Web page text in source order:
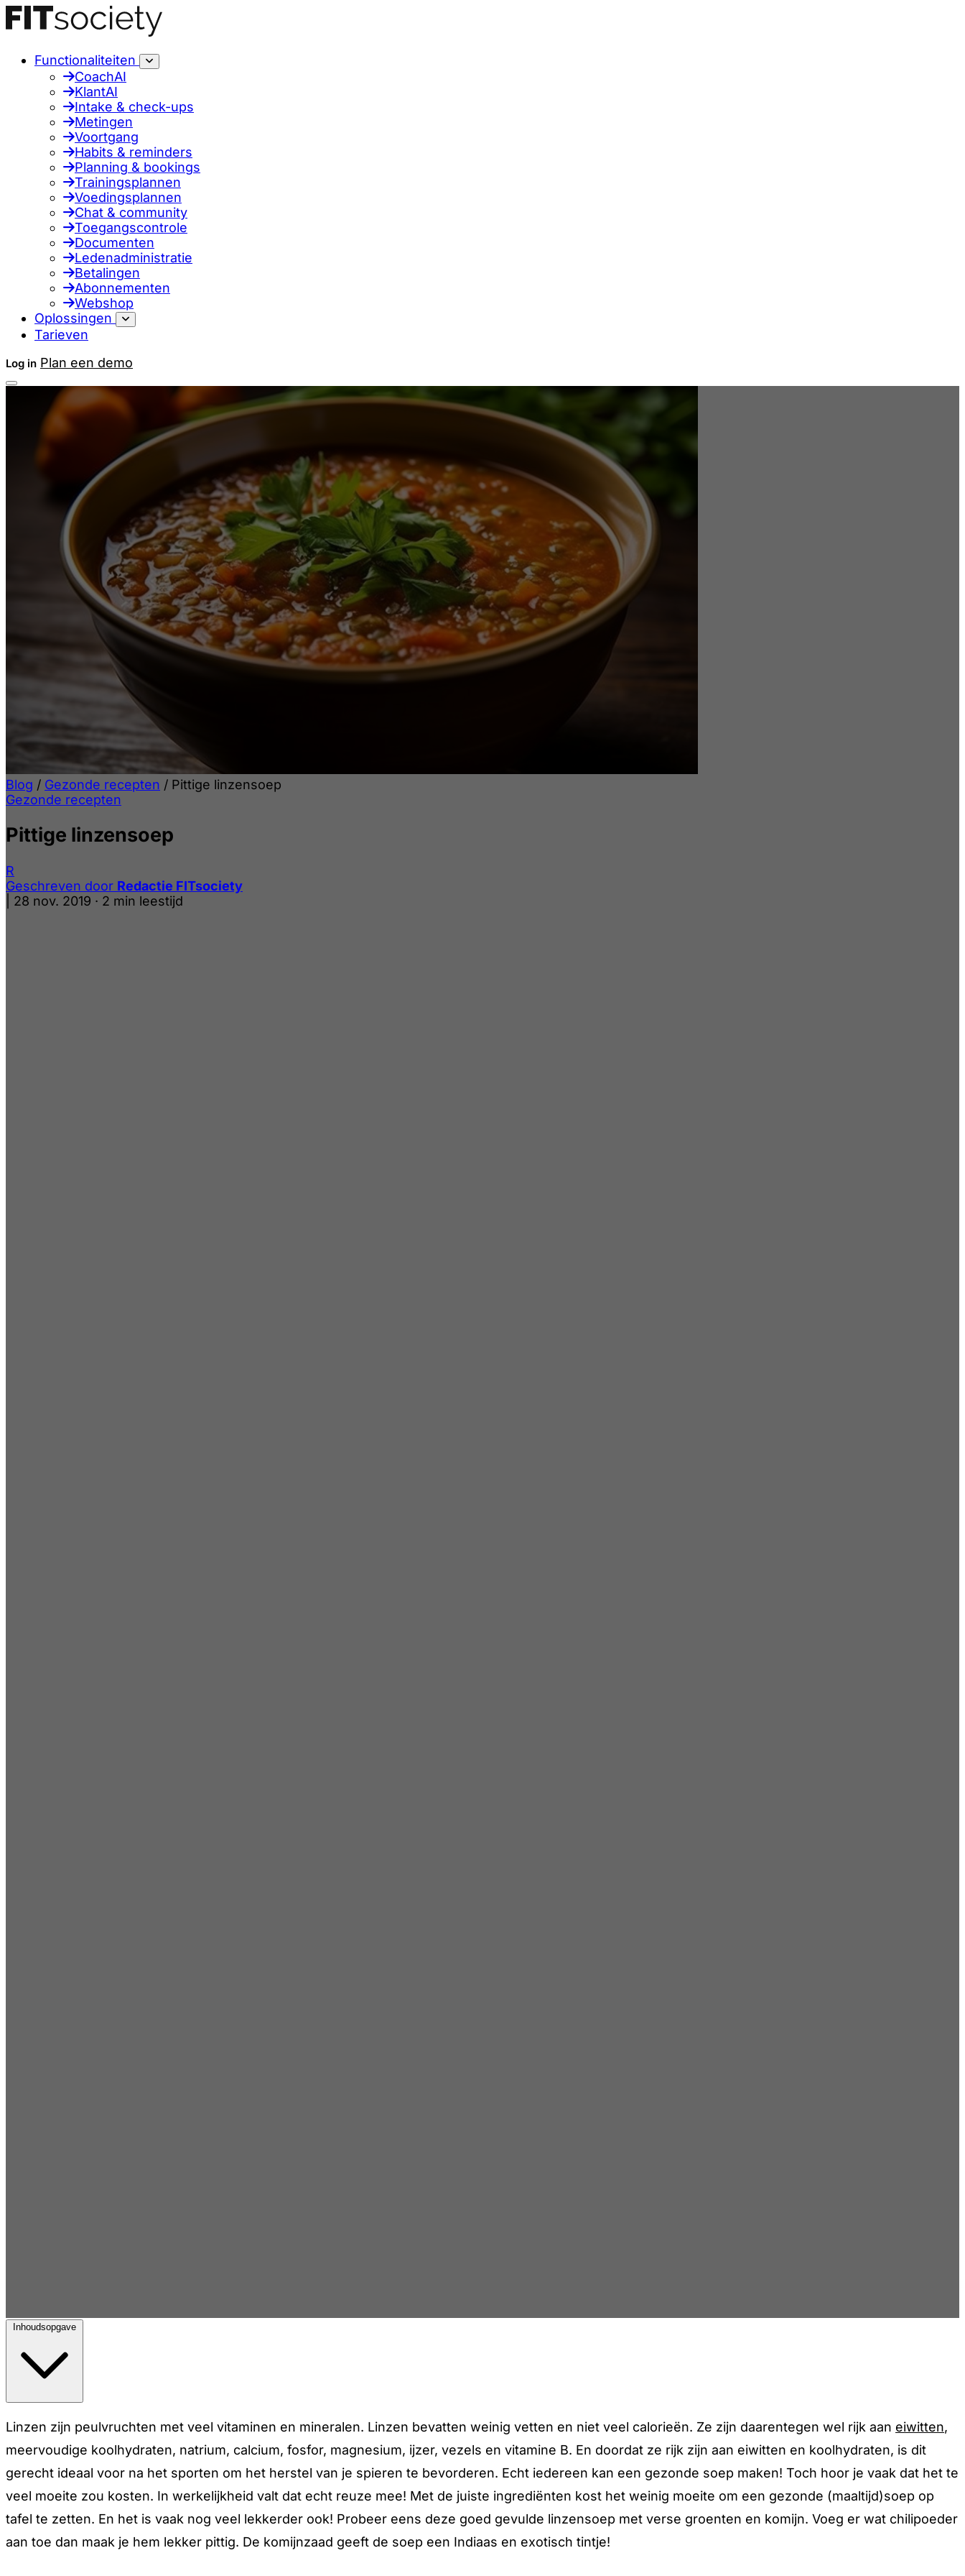
Functionaliteiten
CoachAI
KlantAI
Intake & check-ups
Metingen
Voortgang
Habits & reminders
Planning & bookings
Trainingsplannen
Voedingsplannen
Chat & community
Toegangscontrole
Documenten
Ledenadministratie
Betalingen
Abonnementen
Webshop
Oplossingen
Tarieven
Log in Plan een demo
Blog / Gezonde recepten / Pittige linzensoep
Gezonde recepten
Pittige linzensoep
R
Geschreven door Redactie FITsociety
28 nov. 2019 · 2 min leestijd
Inhoudsopgave
Linzen zijn peulvruchten met veel vitaminen en mineralen. Linzen bevatten weinig vetten en niet veel calorieën. Ze zijn daarentegen wel rijk aan eiwitten,
meervoudige koolhydraten, natrium, calcium, fosfor, magnesium, ijzer, vezels en vitamine B. En doordat ze rijk zijn aan eiwitten en koolhydraten, is dit
gerecht ideaal voor na het sporten om het herstel van je spieren te bevorderen. Echt iedereen kan een gezonde soep maken! Toch hoor je vaak dat het te
veel moeite zou kosten. In werkelijkheid valt dat echt reuze mee! Met de juiste ingrediënten kost het weinig moeite om een gezonde (maaltijd)soep op
tafel te zetten. En het is vaak nog veel lekkerder ook! Probeer eens deze goed gevulde linzensoep met verse groenten en komijn. Voeg er wat chilipoeder
aan toe dan maak je hem lekker pittig. De komijnzaad geeft de soep een Indiaas en exotisch tintje!